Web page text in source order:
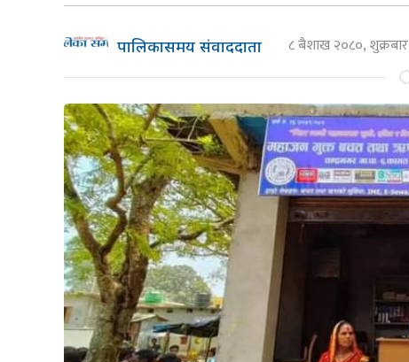
पालिकासमय संवाददाता ८ बैशाख २०८०, शुक्रबार